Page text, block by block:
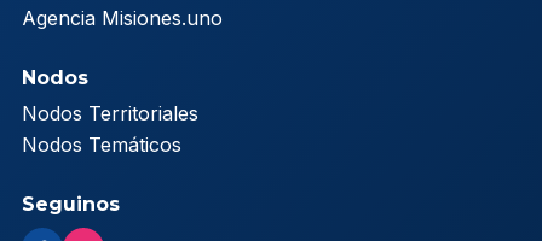
Agencia Misiones.uno
Nodos
Nodos Territoriales
Nodos Temáticos
Seguinos